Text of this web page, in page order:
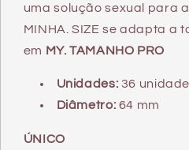
uma solução sexual para
MINHA. SIZE se adapta a
em MY. TAMANHO PRO
Unidades: 36
Diâmetro: 64 mm
ÚNICO